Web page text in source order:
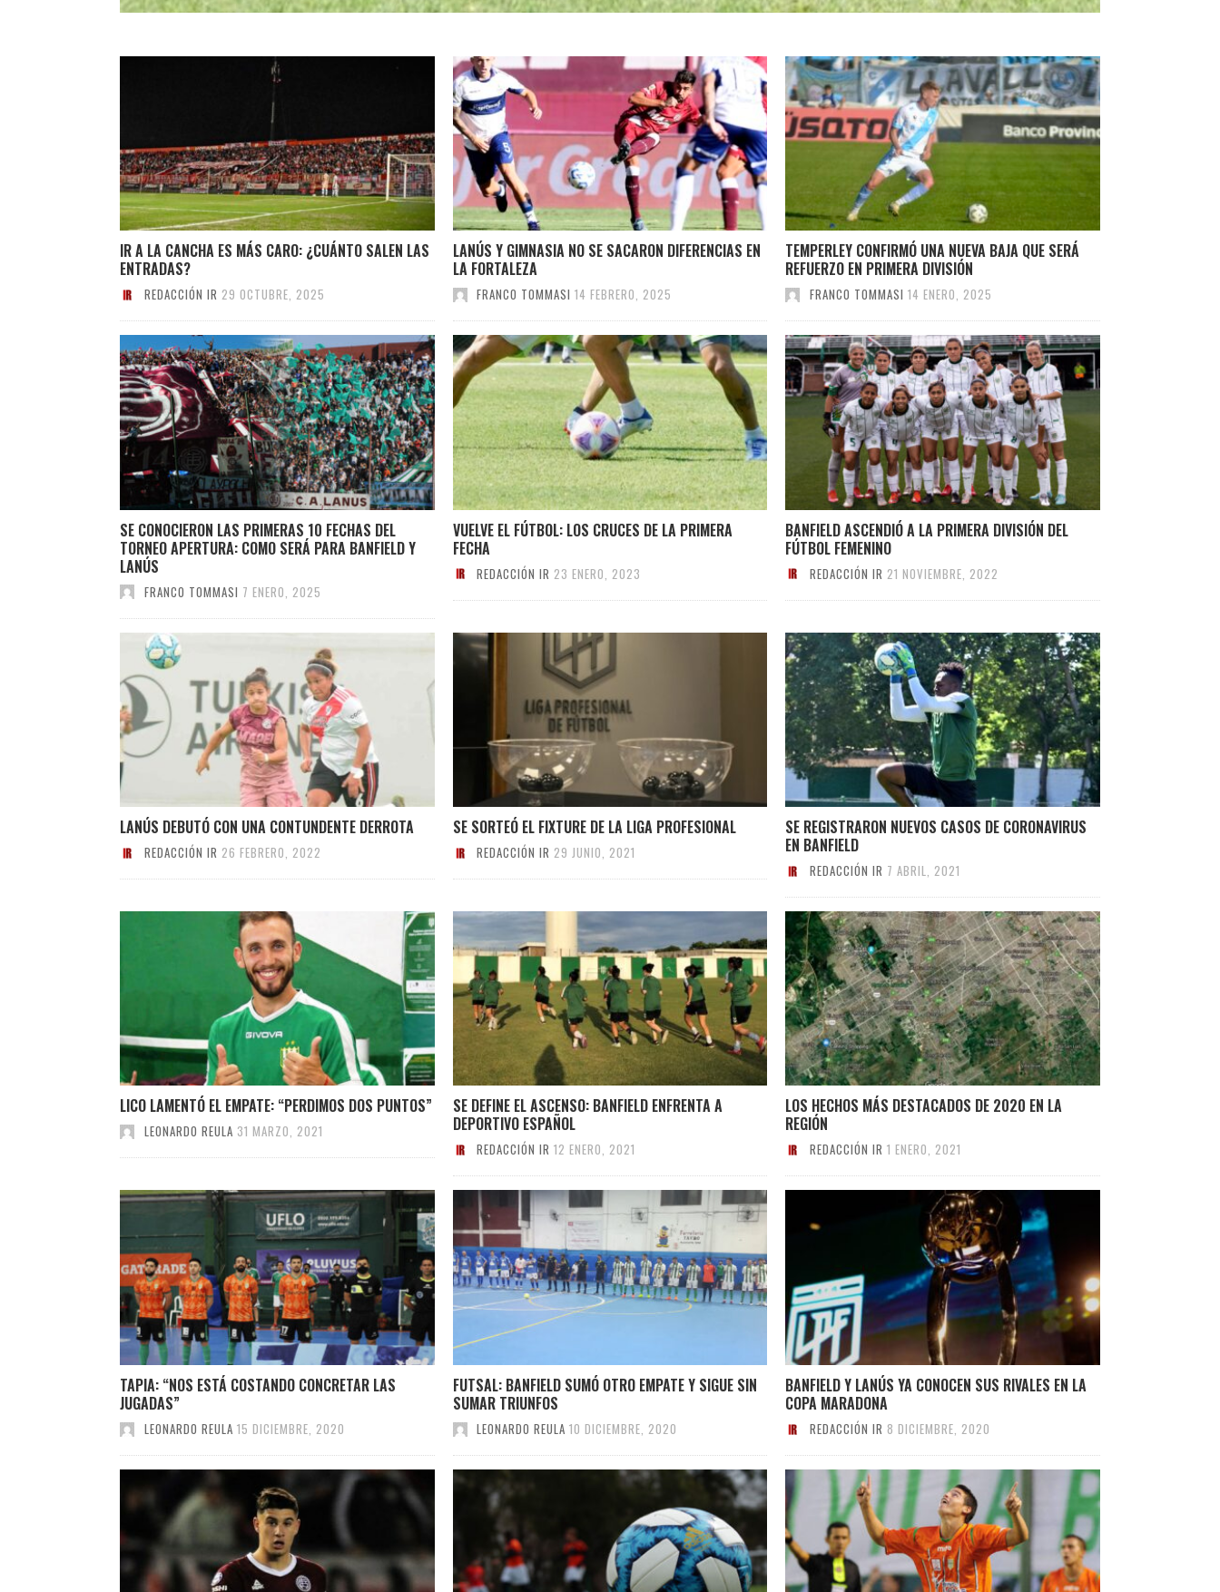
IR A LA CANCHA ES MÁS CARO: ¿CUÁNTO SALEN LAS
ENTRADAS?
REDACCIÓN IR 29 OCTUBRE, 2025
LANÚS Y GIMNASIA NO SE SACARON DIFERENCIAS EN
LA FORTALEZA
FRANCO TOMMASI 14 FEBRERO, 2025
TEMPERLEY CONFIRMÓ UNA NUEVA BAJA QUE SERÁ
REFUERZO EN PRIMERA DIVISIÓN
FRANCO TOMMASI 14 ENERO, 2025
SE CONOCIERON LAS PRIMERAS 10 FECHAS DEL
TORNEO APERTURA: COMO SERÁ PARA BANFIELD Y
LANÚS
FRANCO TOMMASI 7 ENERO, 2025
VUELVE EL FÚTBOL: LOS CRUCES DE LA PRIMERA
FECHA
REDACCIÓN IR 23 ENERO, 2023
BANFIELD ASCENDIÓ A LA PRIMERA DIVISIÓN DEL
FÚTBOL FEMENINO
REDACCIÓN IR 21 NOVIEMBRE, 2022
LANÚS DEBUTÓ CON UNA CONTUNDENTE DERROTA
REDACCIÓN IR 26 FEBRERO, 2022
SE SORTEÓ EL FIXTURE DE LA LIGA PROFESIONAL
REDACCIÓN IR 29 JUNIO, 2021
SE REGISTRARON NUEVOS CASOS DE CORONAVIRUS
EN BANFIELD
REDACCIÓN IR 7 ABRIL, 2021
LICO LAMENTÓ EL EMPATE: “PERDIMOS DOS PUNTOS”
LEONARDO REULA 31 MARZO, 2021
SE DEFINE EL ASCENSO: BANFIELD ENFRENTA A
DEPORTIVO ESPAÑOL
REDACCIÓN IR 12 ENERO, 2021
LOS HECHOS MÁS DESTACADOS DE 2020 EN LA
REGIÓN
REDACCIÓN IR 1 ENERO, 2021
TAPIA: “NOS ESTÁ COSTANDO CONCRETAR LAS
JUGADAS”
LEONARDO REULA 15 DICIEMBRE, 2020
FUTSAL: BANFIELD SUMÓ OTRO EMPATE Y SIGUE SIN
SUMAR TRIUNFOS
LEONARDO REULA 10 DICIEMBRE, 2020
BANFIELD Y LANÚS YA CONOCEN SUS RIVALES EN LA
COPA MARADONA
REDACCIÓN IR 8 DICIEMBRE, 2020